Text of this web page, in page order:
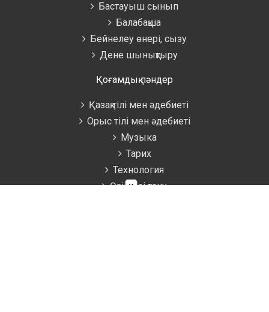
Бастауыш сынып
Балабақша
Бейнелеу өнері, сызу
Дене шынықтыру
Қоғамдық пәндер
Қазақ тілі мен әдебиеті
Орыс тілі мен әдебиеті
Музыка
Тарих
Технология
Өзін-өзі тану
×